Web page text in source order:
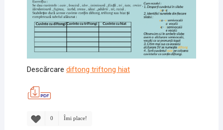
Descărcare diftong triftong hiat
0 Îmi place!